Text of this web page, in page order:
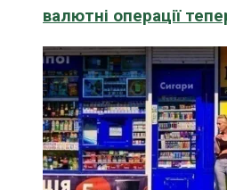
валютні операції